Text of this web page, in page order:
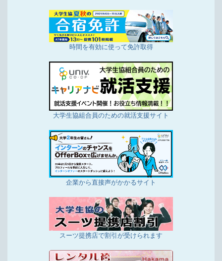
時間を有効に使って免許取得
大学生協組合員のための就活支援サイト
企業から直接声がかかるサイト
スーツ提携店で割引が受けられます